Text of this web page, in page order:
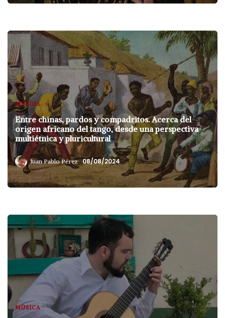
MÚSICA
Entre chinas, pardos y compadritos. Acerca del
origen africano del tango, desde una perspectiva
multiétnica y pluricultural
Juan Pablo Pérez 08/08/2024
MÚSICA